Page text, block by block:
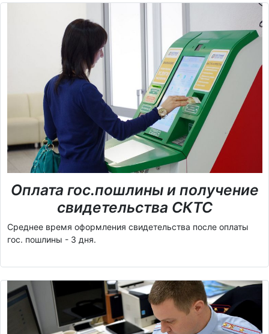
Оплата гос.пошлины и получение
свидетельства СКТС
Среднее время оформления свидетельства после оплаты
гос. пошлины - 3 дня.